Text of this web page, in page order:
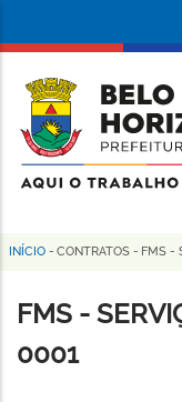
conteúdo
principal
da
Prefeitura
de
Horizonte
Trilha
de
navegação
INÍCIO - CONTRATOS - FMS -
FMS -
0001